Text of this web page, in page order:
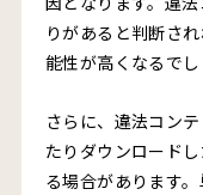
りがあると判断さ
能性が高くなるでし
さらに、違法コン
たりダウンロード
る場合があります